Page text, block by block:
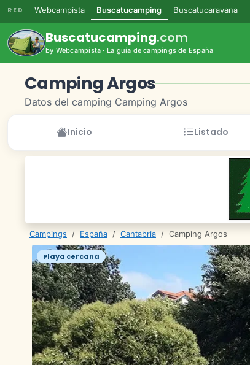
RED Webcampista Buscatucamping Buscatucaravana
Buscatucamping.com
by Webcampista · La guía de campings de España
Camping Argos
Datos del camping Camping Argos
Inicio Listado
Campings / España / Cantabria / Camping Argos
Playa cercana